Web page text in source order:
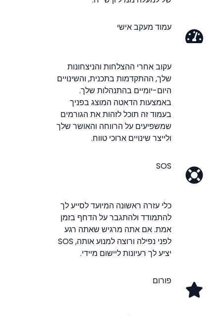
עמוד מעקב אישי
עקוב אחרי ההצלחות והניצחונות
שלך, ההתקדמות בתכנית, והשינויים
היום-יומיים בהתנהלות שלך.
באמצעות הדאטה המוצג בפניך
בעמוד זה תוכל לזהות את הגורמים
שמשפיעים על הרווחה והאושר שלך
ולייצר שינויים ארוכי טווח.
SOS
כלי עזרה ראשונה המיועד לסייע לך
להתמודד ולהתגבר על הדחף בזמן
אמת. אם אתה מרגיש שאתה רגע
לפני נפילה ורוצה למנוע אותה, SOS
יציע לך רעיונות ליישום מיידי.
פורום